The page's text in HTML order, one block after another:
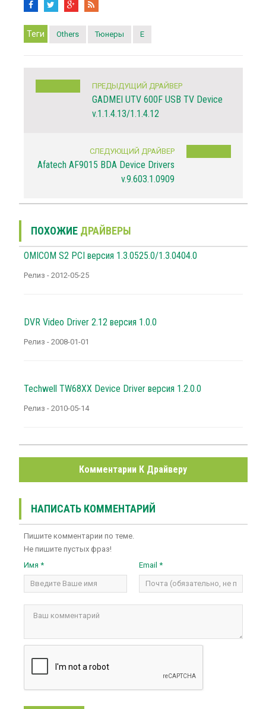
Теги Others Тюнеры E
ПРЕДЫДУЩИЙ ДРАЙВЕР
GADMEI UTV 600F USB TV Device
v.1.1.4.13/1.1.4.12
СЛЕДУЮЩИЙ ДРАЙВЕР
Afatech AF9015 BDA Device Drivers
v.9.603.1.0909
ПОХОЖИЕ ДРАЙВЕРЫ
OMICOM S2 PCI версия 1.3.0525.0/1.3.0404.0
Релиз - 2012-05-25
DVR Video Driver 2.12 версия 1.0.0
Релиз - 2008-01-01
Techwell TW68XX Device Driver версия 1.2.0.0
Релиз - 2010-05-14
Комментарии К Драйверу
НАПИСАТЬ КОММЕНТАРИЙ
Пишите комментарии по теме.
Не пишите пустых фраз!
Имя *
Email *